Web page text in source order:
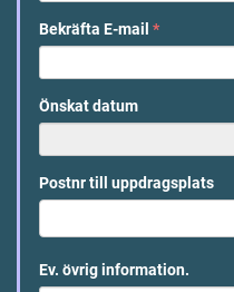
Bekräfta E-mail *
Önskat datum
Postnr till uppdragsplats
Ev. övrig information.